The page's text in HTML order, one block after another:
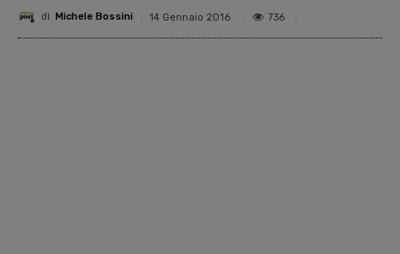
di Michele Bossini 14 Gennaio 2016 736